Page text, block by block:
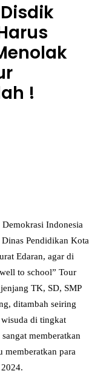
!
Demokrasi Indonesia
Pendidikan Kota
Edaran, agar di
to school” Tour
TK, SD, SMP
ditambah seiring
di tingkat
memberatkan
memberatkan para